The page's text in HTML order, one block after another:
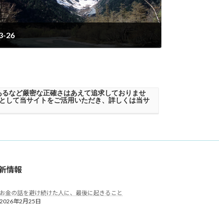
26
など厳密な正確さはあえて追求しておりませ
して当サイトをご活用いただき、詳しくは当サ
情報
お金の話を避け続けた人に、最後に起きること
2026年2月25日